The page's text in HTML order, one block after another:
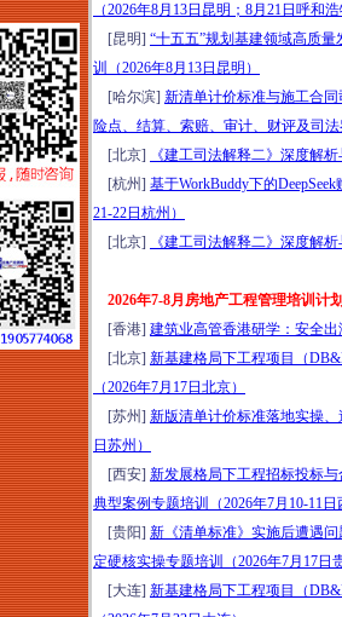
业服务品
实战培训
8月1-2日哈
谋划、资
城市更新、
化转型实操
8月6日西
投融资规划
展能力高阶
年8月7-8
+居家养
研学
月7日-9日
价标准落
价争议化
造价合规
训（2026
（2026年8月13日昆明；8月21日呼和
[昆明] “十五五”规划基建领域高质
训（2026年8月13日昆明）
[哈尔滨] 新清单计价标准与施工合
险点、结算、索赔、审计、财评及司
[北京]
《建工司法解释二》深度解
[杭州] 基于WorkBuddy下的
21-22日杭州）
[北京]
《建工司法解释二》深度解
2026年7-8月房地产工程管理培训计
[香港] 建筑业高管香港研学：安全
[北京] 新基建格局下工程项目（
（2026年7月17日北京）
[苏州] 新版清单计价标准落地实操
日苏州）
[西安] 新发展格局下工程招标投标
典型案例专题培训（2026年7月10-11日
[贵阳] 新《清单标准》实施后遭遇
定硬核实操专题培训（2026年7月17日
[大连] 新基建格局下工程项目（